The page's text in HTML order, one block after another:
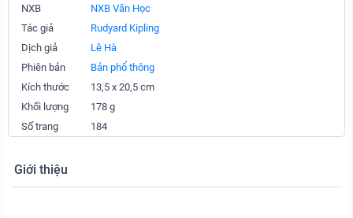
NXB
NXB Văn Học
Tác giả
Rudyard Kipling
Dịch giả
Lê Hà
Phiên bản
Bản phổ thông
Kích thước
13,5 x 20,5 cm
Khối lượng
178 g
Số trang
184
Giới thiệu